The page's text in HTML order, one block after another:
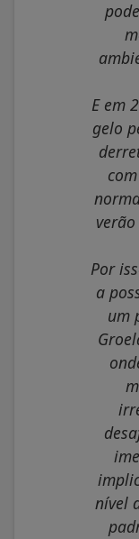
E em
gelo
Por
a
um
nível